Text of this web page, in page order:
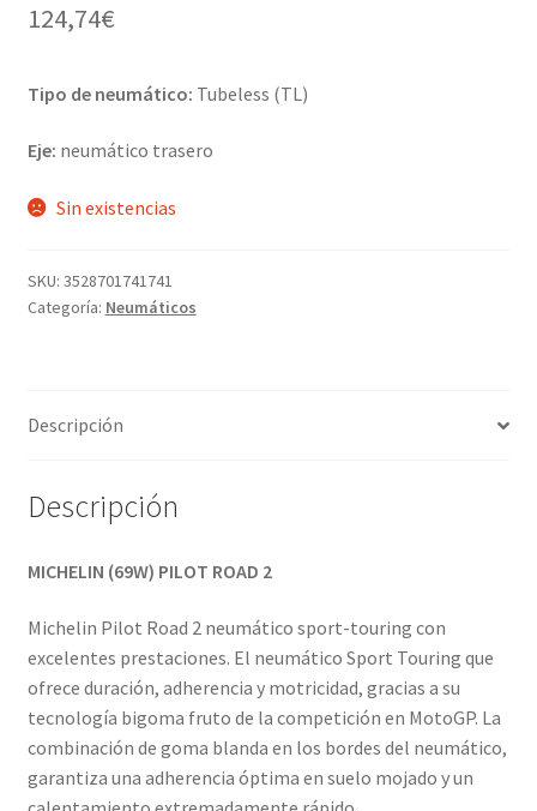
124,74€
Tipo de neumático: Tubeless (TL)
Eje: neumático trasero
Sin existencias
SKU: 3528701741741
Categoría: Neumáticos
Descripción
Descripción
MICHELIN (69W) PILOT ROAD 2
Michelin Pilot Road 2 neumático sport-touring con
excelentes prestaciones. El neumático Sport Touring que
ofrece duración, adherencia y motricidad, gracias a su
tecnología bigoma fruto de la competición en MotoGP. La
combinación de goma blanda en los bordes del neumático,
garantiza una adherencia óptima en suelo mojado y un